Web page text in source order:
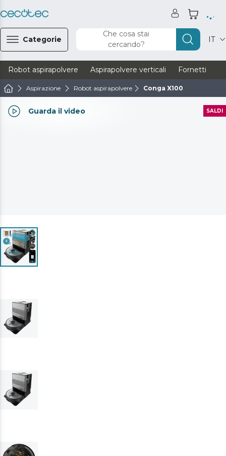
Categorie
Che cosa stai
cercando?
IT
Robot aspirapolvere Aspirapolvere verticali Fornetti
Aspirazione Robot aspirapolvere Conga X100
Guarda il video SALDI